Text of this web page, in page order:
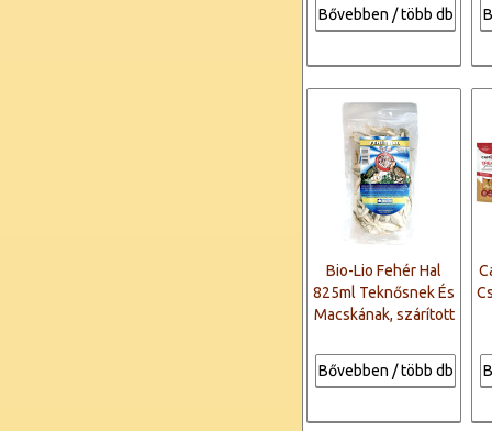
Bővebben / több db
Bio-Lio Fehér Hal
825ml Teknősnek És
Macskának, szárított
Bővebben / több db